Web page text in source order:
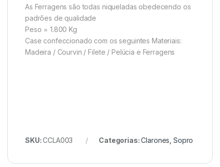
As Ferragens são todas niqueladas obedecendo os
padrões de qualidade
Peso = 1.800 Kg
Case confeccionado com os seguintes Materiais:
Madeira / Courvin / Filete / Pelúcia e Ferragens
SKU:CCLA003 Categorias:Clarones ,Sopro